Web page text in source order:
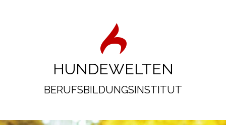
HUNDEWELTEN
BERUFSBILDUNGSINSTITUT